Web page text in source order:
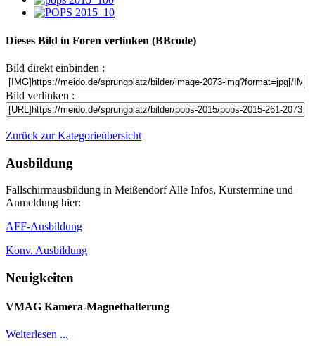
Dieses Bild in Foren verlinken (BBcode)
Bild direkt einbinden :
Bild verlinken :
Zurück zur Kategorieübersicht
Ausbildung
Fallschirmausbildung in Meißendorf Alle Infos, Kurstermine und
Anmeldung hier:
AFF-Ausbildung
Konv. Ausbildung
Neuigkeiten
VMAG Kamera-Magnethalterung
Weiterlesen ...